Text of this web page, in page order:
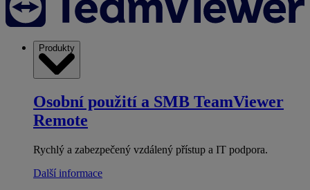
Produkty
Osobní použití a SMB TeamViewer
Remote
Rychlý a zabezpečený vzdálený přístup a IT podpora.
Další informace